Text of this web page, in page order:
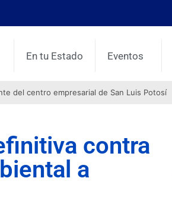
En tu Estado Eventos
del centro empresarial de San Luis Potosí
contra
a